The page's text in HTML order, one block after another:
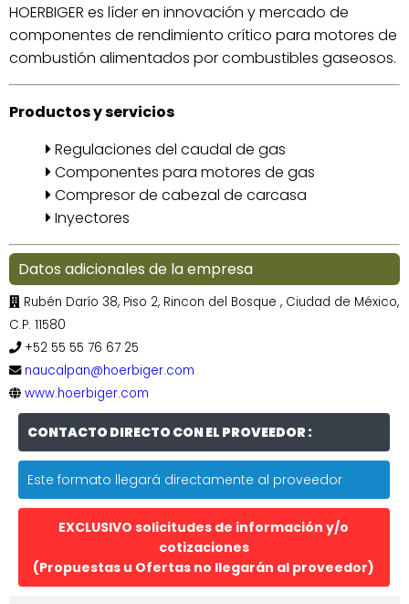
HOERBIGER es líder en innovación y mercado de
componentes de rendimiento crítico para motores de
combustión alimentados por combustibles gaseosos.
Productos y servicios
Regulaciones del caudal de gas
Componentes para motores de gas
Compresor de cabezal de carcasa
Inyectores
Datos adicionales de la empresa
Rubén Darío 38, Piso 2, Rincon del Bosque , Ciudad de México,
C.P. 11580
+52 55 55 76 67 25
naucalpan@hoerbiger.com
www.hoerbiger.com
CONTACTO DIRECTO CON EL PROVEEDOR :
Este formato llegará directamente al proveedor
EXCLUSIVO solicitudes de información y/o
cotizaciones
(Propuestas u Ofertas no llegarán al proveedor)